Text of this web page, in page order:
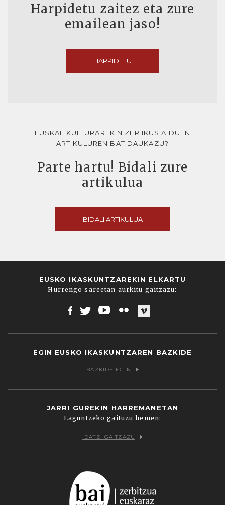
Harpidetu zaitez eta zure
emailean jaso!
HARPIDETU
EUSKAL KULTURAREKIN ZER IKUSIA DUEN
ARTIKULUREN BAT DAUKAZU?
Parte hartu! Bidali zure
artikulua
BIDALI ARTIKULUA
EUSKO IKASKUNTZAREKIN ELKARTU
Hurrengo sareetan aurkitu gaitzazu:
EGIN EUSKO IKASKUNTZAREN BAZKIDE
BAZKIDE EGIN
JARRI GUREKIN HARREMANETAN
Laguntzeko gaituzu hemen:
IDATZI GAITZAZU